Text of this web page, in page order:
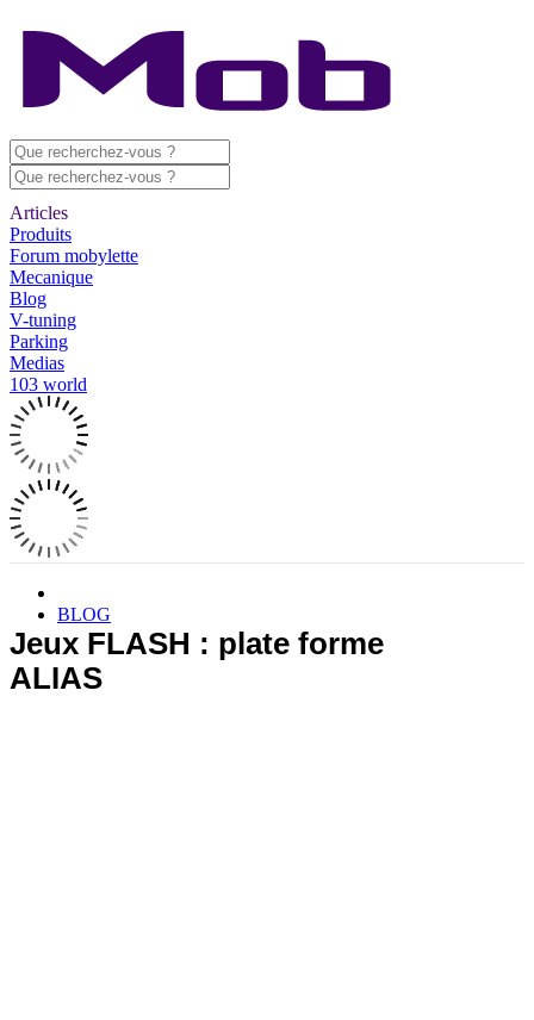
Articles
Produits
Forum mobylette
Mecanique
Blog
V-tuning
Parking
Medias
103 world
BLOG
Jeux FLASH : plate forme
ALIAS